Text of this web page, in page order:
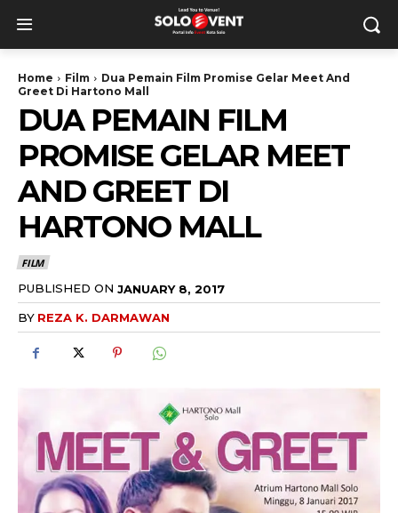
Home Film
Dua Pemain Film Promise Gelar Meet And
Greet Di Hartono Mall
DUA PEMAIN FILM
PROMISE GELAR MEET
AND GREET DI
HARTONO MALL
FILM
PUBLISHED ON JANUARY 8, 2017
BY REZA K. DARMAWAN